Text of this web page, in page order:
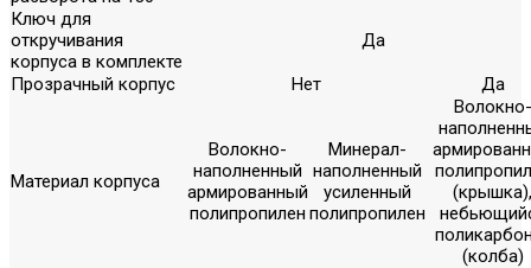
Ключ для
откручивания
корпуса в комплекте
Да
Прозрачный корпус Нет Да
Материал корпуса
Волокно-
наполненный
армированный
полипропилен
Минерал-
наполненный
усиленный
полипропилен
Волокно-
(крышка),
(колба)